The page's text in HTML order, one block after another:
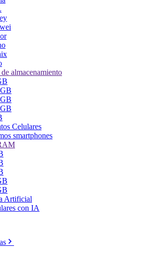
almacenamiento
Celulares
smartphones
Artificial
con IA